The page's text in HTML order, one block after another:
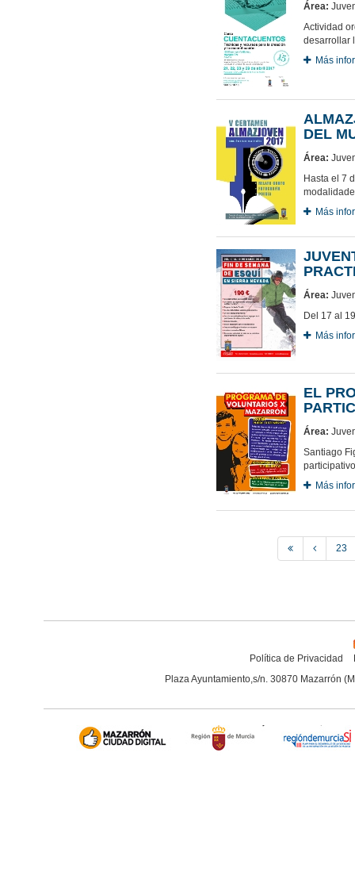
Área:
Actividad
desarrollar
Más
DEL
Área:
Hasta el 7
Más
Área:
Del 17 al
Más
EL
Área:
Santiago
Más
23
Política de Privacidad
Plaza Ayuntamiento,s/n. 30870 Mazarrón